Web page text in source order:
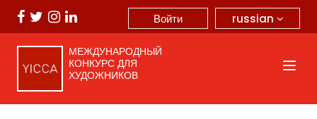
russian
Войти
МЕЖДУНАРОДНЫЙ
КОНКУРС ДЛЯ
ХУДОЖНИКОВ